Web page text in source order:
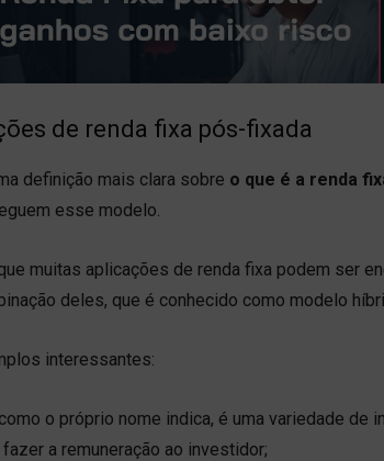
de renda fixa pós-fixada
definição mais clara sobre o que é a renda
esse modelo.
muitas aplicações de renda fixa podem ser
deles, que é conhecido como modelo
interessantes:
o próprio nome indica, é uma variedade
a remuneração ao investidor;